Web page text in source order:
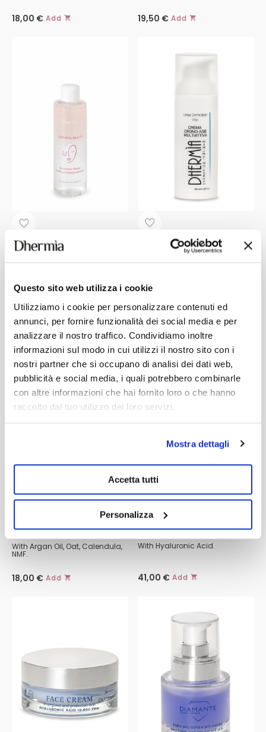
Questo sito web utilizza i cookie
Utilizziamo i cookie per personalizzare contenuti ed
annunci, per fornire funzionalità dei social media e per
analizzare il nostro traffico. Condividiamo inoltre
informazioni sul modo in cui utilizzi il nostro sito con i
nostri partner che si occupano di analisi dei dati web,
pubblicità e social media, i quali potrebbero combinarle
con altre informazioni che hai fornito loro o che hanno
raccolto dal tuo utilizzo dei loro servizi.
Mostra dettagli
Accetta tutti
Personalizza
18,00 € Add 19,50 € Add
BIPHASIC MAKEUP REMOVER CHRONO-AGE MULTI-ACTIVE
This
product
has
multiple
variants.
The
options
may
chosen
on
CLEANSING MOUSSE WITH
ARGAN OIL
With Argan Oil, Oat, Calendula,
NMF.
18,00 € Add
DIAMANTE EYE AND LIP
CONTOUR
With Hyaluronic Acid.
41,00 € Add